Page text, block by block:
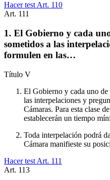
Hacer test Art. 110
Art. 111
1. El Gobierno y cada
sometidos a las
formulen en las…
Título V
El Gobierno y cada uno de
las interpelaciones y
Cámaras. Para esta clase
establecerán un tiempo
Toda interpelación podrá
Cámara manifieste su
Hacer test Art. 111
Art. 113